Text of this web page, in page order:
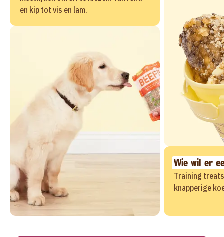
en kip tot vis en lam.
Wie wil er
Training
knapperige